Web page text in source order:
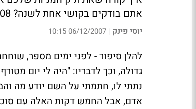
אתם בודקים בקושי אחת לשנה? 2008 חייבת להיות שנת מפנה בעניין
יוסי פינק |
06/12/2007 10:15
להלן סיפור - לפני ימים מספר,
נתתי לו, חתמתי על השם יודע מה
אדם, אבל החמש דקות האלה עם